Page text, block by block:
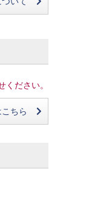
ださい。
ちら